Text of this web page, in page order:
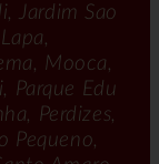
Jardim Sao
Mooca,
Parque Edu
Perdizes,
Pequeno,